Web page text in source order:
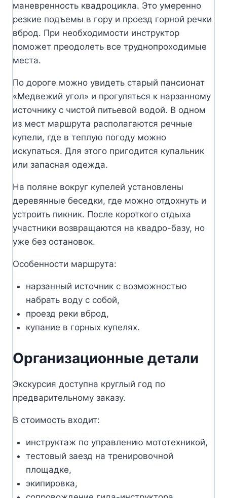
маневренность квадроцикла. Это умеренно
резкие подъемы в гору и проезд горной речки
вброд. При необходимости инструктор
поможет преодолеть все труднопроходимые
места.
По дороге можно увидеть старый пансионат
«Медвежий угол» и прогуляться к нарзанному
источнику с чистой питьевой водой. В одном
из мест маршрута располагаются речные
купели, где в теплую погоду можно
искупаться. Для этого пригодится купальник
или запасная одежда.
На поляне вокруг купелей установлены
деревянные беседки, где можно отдохнуть и
устроить пикник. После короткого отдыха
участники возвращаются на квадро-базу, но
уже без остановок.
Особенности маршрута:
нарзанный источник с возможностью
набрать воду с собой,
проезд реки вброд,
купание в горных купелях.
Организационные детали
Экскурсия доступна круглый год по
предварительному заказу.
В стоимость входит:
инструктаж по управлению мототехникой,
тестовый заезд на тренировочной
площадке,
экипировка,